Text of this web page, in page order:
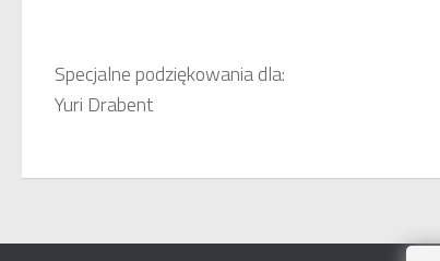
Specjalne podziękowania dla:
Yuri Drabent